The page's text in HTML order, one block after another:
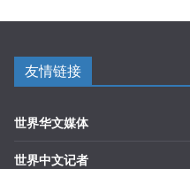
友情链接
世界华文媒体
世界中文记者